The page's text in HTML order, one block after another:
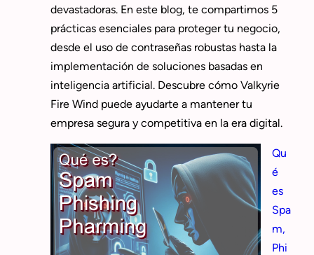
devastadoras. En este blog, te compartimos 5
prácticas esenciales para proteger tu negocio,
desde el uso de contraseñas robustas hasta la
implementación de soluciones basadas en
inteligencia artificial. Descubre cómo Valkyrie
Fire Wind puede ayudarte a mantener tu
empresa segura y competitiva en la era digital.
Qu
é
es
Spa
m,
Phi